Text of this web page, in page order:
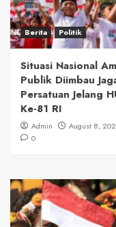
Berita Politik
Situasi Nasional
Publik Diimbau
Persatuan Jelang
Ke-81 RI
Admin
August 8,
0